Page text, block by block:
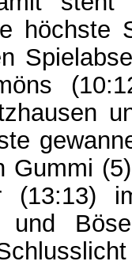
höchste
Gummi
(13:13)
und